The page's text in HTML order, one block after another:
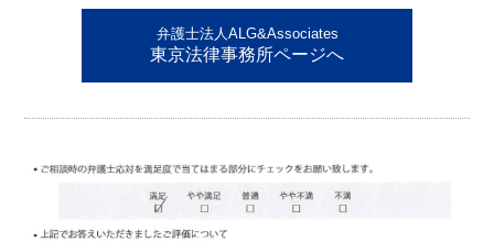
弁護士法人ALG&Associates
東京法律事務所ページへ